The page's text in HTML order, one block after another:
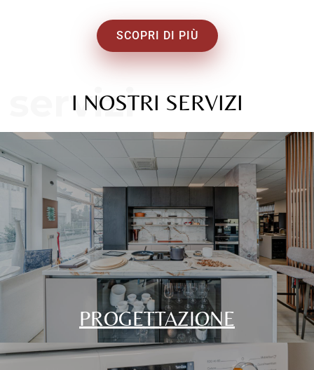
SCOPRI DI PIÙ
servizi
I NOSTRI SERVIZI
PROGETTAZIONE